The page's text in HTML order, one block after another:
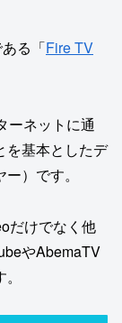
る「Fire TV
ーネットに通
を基本としたデ
）です。
だけでなく他
やAbemaTV